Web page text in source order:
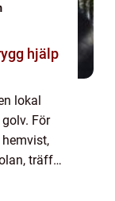
lokal
För
träffa